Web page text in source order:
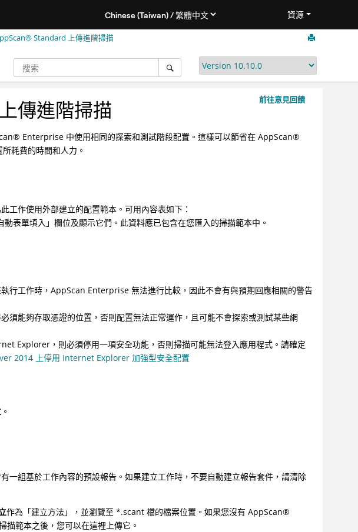
資源
Standard 上傳進階掃描
前往意見回饋
傳進階掃描
® Enterprise 中使用相同的探索和測試階段配置。這樣可以節省在AppScan®
耗費的時間和人力。
工作使用外部建立的配置範本。可用內容表如下：
表單填入」欄位及顯示它們。此資料應已包含在您匯入的掃描範本中。
行工作時，AppScan Enterprise 無法進行比較，因此不會有與預期回應相關的警告
須能夠存取憑證的位置，否則配置無法正常運作，且可能不會探索或測試某些網
Explorer，則必須停用一項安全功能，否則掃描可能無法登入應用程式。請確定
2014 上停用 Internet Explorer 加強型安全配置
。
一組基於工作內容的預設報告。如果建立工作時，不要自動建立報告套件，請清除
作為「建立方法」，並瀏覽至 *.scant 檔的檔案位置。如果您沒有AppScan®
描範本之後，您可以在這裡上傳它。